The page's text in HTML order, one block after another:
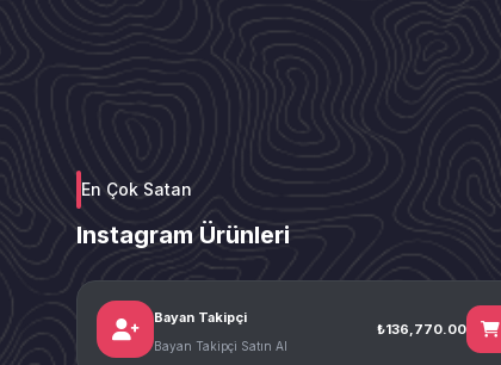
En Çok Satan
Instagram Ürünleri
Bayan Takipçi
Bayan Takipçi Satın Al
₺136,770.00